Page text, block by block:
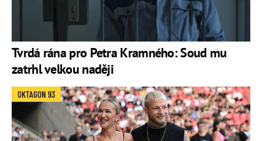
Tvrdá rána pro Petra Kramného: Soud mu
zatrhl velkou naději
OKTAGON 93